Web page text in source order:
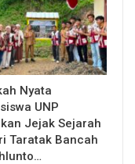
Nyata
UNP
Jejak Sejarah
Taratak Bancah